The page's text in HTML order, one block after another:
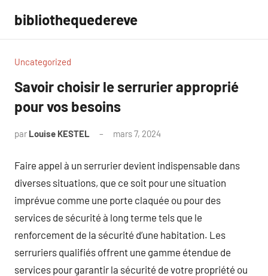
contenu
bibliothequedereve
Uncategorized
Savoir choisir le serrurier approprié
pour vos besoins
par Louise KESTEL mars 7, 2024
Faire appel à un serrurier devient indispensable dans
diverses situations, que ce soit pour une situation
imprévue comme une porte claquée ou pour des
services de sécurité à long terme tels que le
renforcement de la sécurité d’une habitation. Les
serruriers qualifiés offrent une gamme étendue de
services pour garantir la sécurité de votre propriété ou